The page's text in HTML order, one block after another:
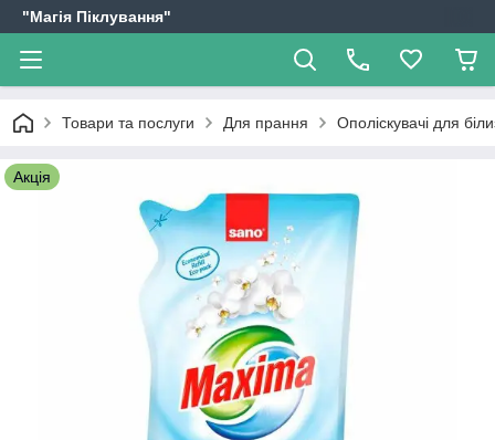
"Магія Піклування"
Товари та послуги Для прання Ополіскувачі для
Акція